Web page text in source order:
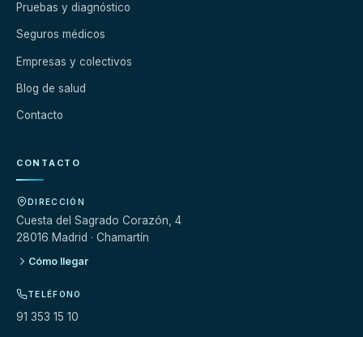
Pruebas y diagnóstico
Seguros médicos
Empresas y colectivos
Blog de salud
Contacto
CONTACTO
DIRECCIÓN
Cuesta del Sagrado Corazón, 4
28016 Madrid · Chamartín
Cómo llegar
TELÉFONO
91 353 15 10